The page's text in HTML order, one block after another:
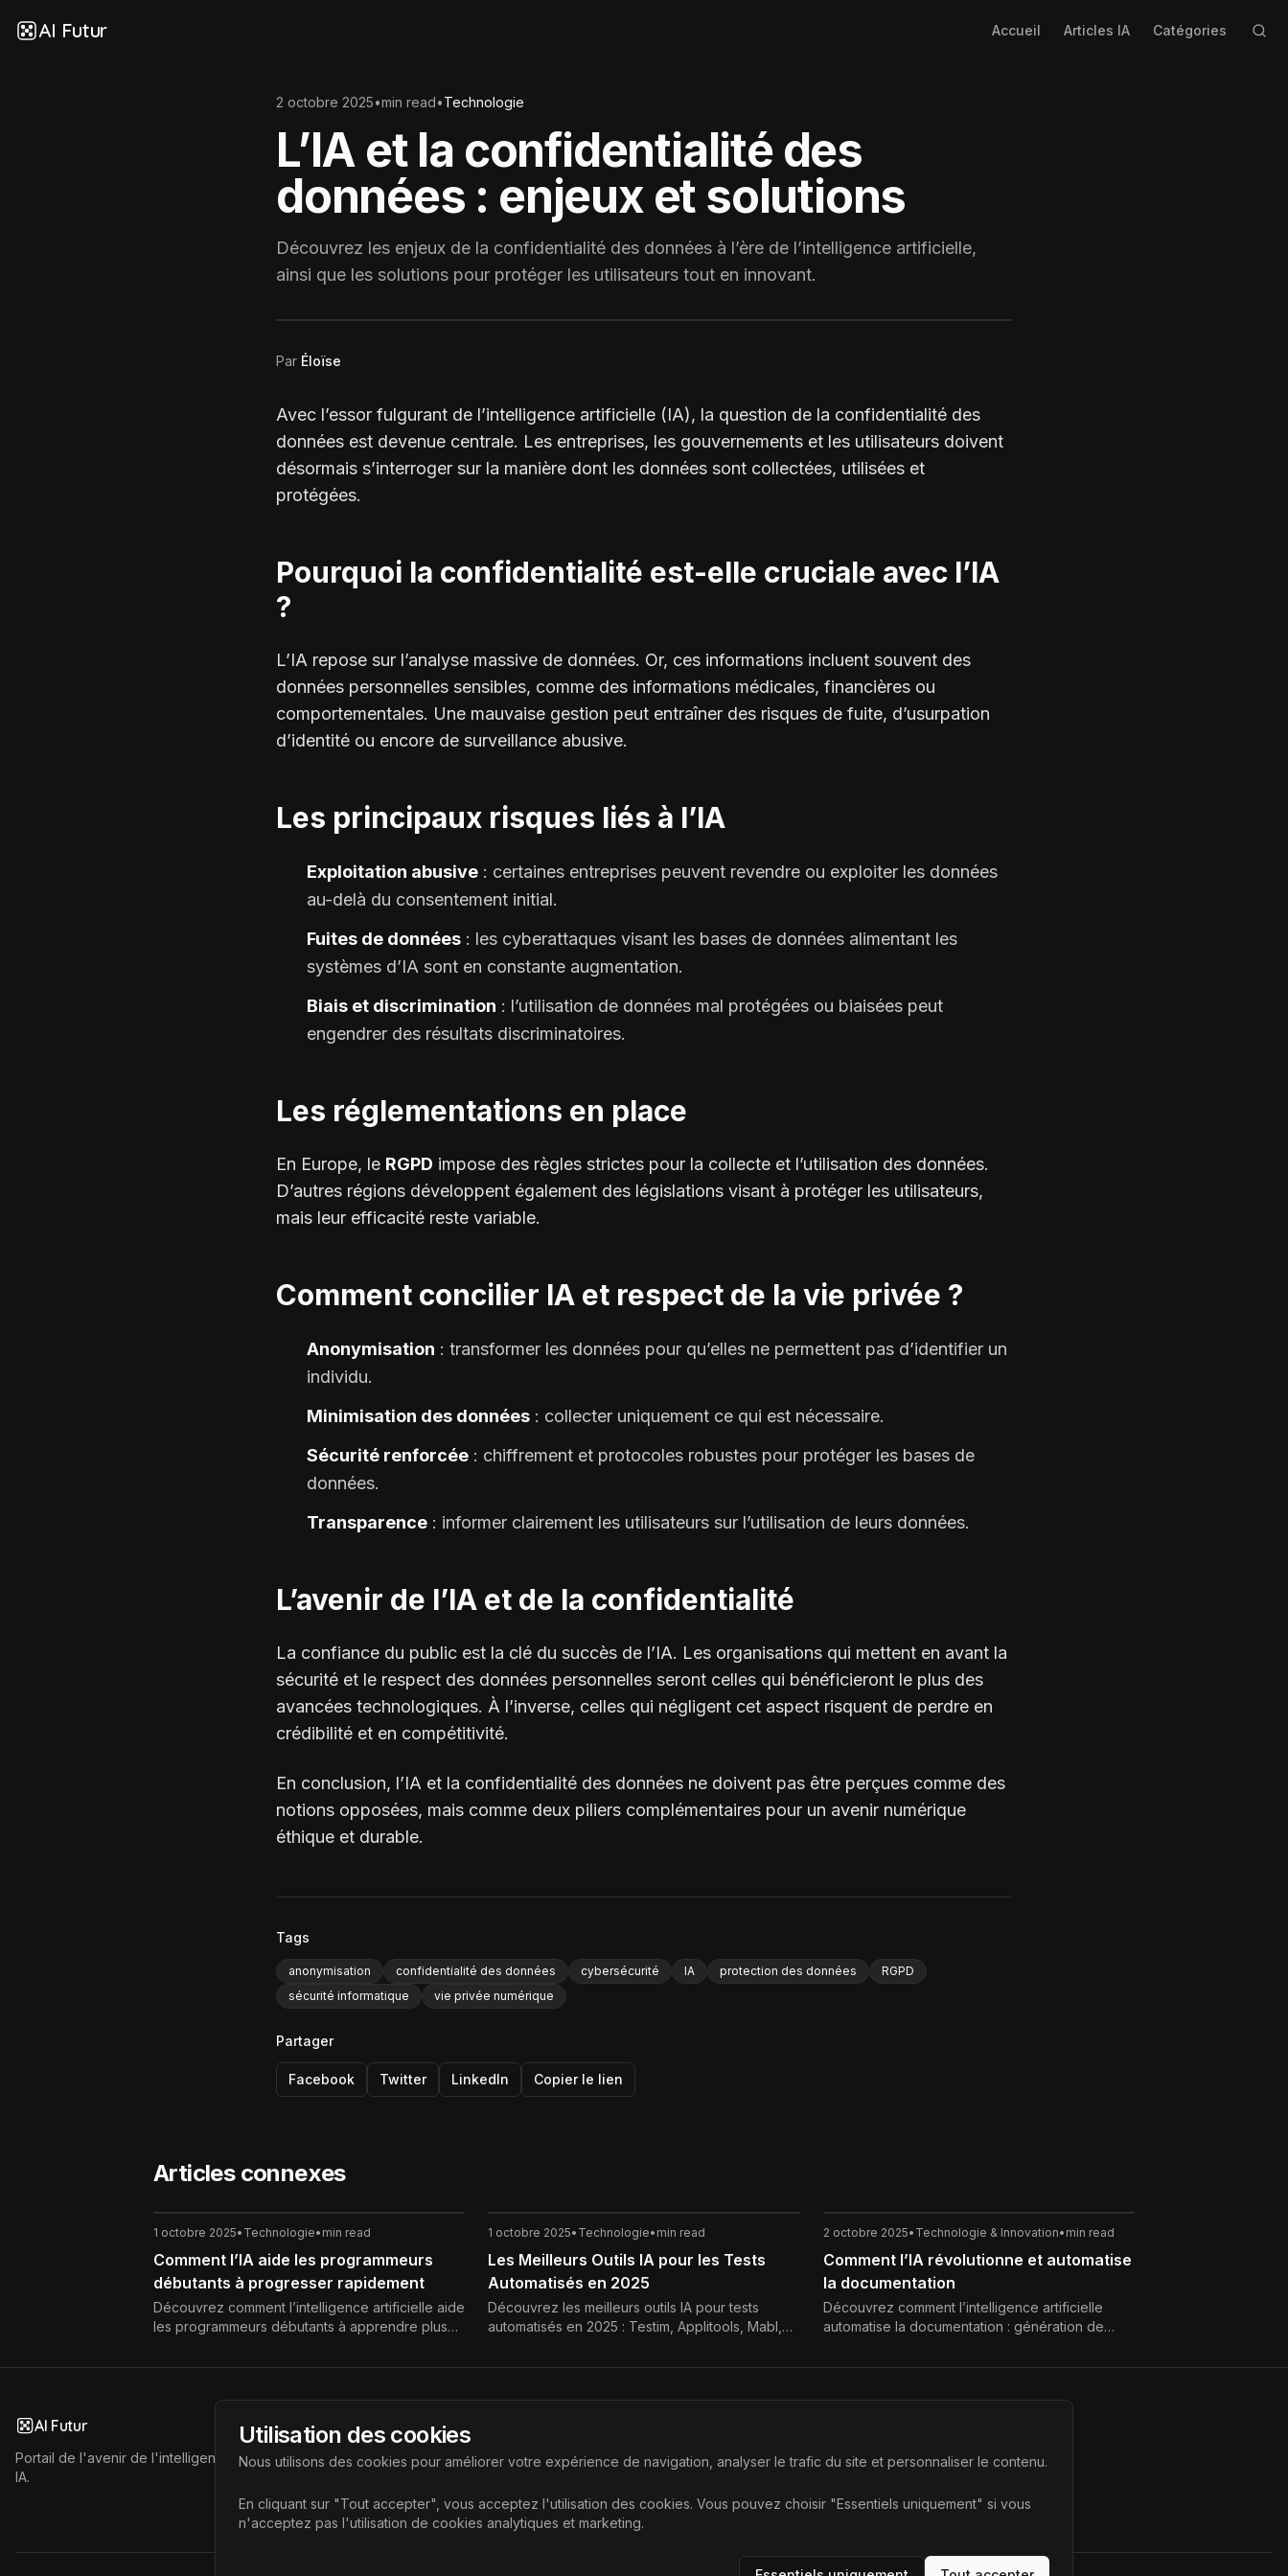
AI Futur Accueil Articles IA Catégories
2 octobre 2025•min read•Technologie
L’IA et la confidentialité des
données : enjeux et solutions
Découvrez les enjeux de la confidentialité des données à l’ère de l’intelligence artificielle,
ainsi que les solutions pour protéger les utilisateurs tout en innovant.
Par Éloïse
Avec l’essor fulgurant de l’intelligence artificielle (IA), la question de la confidentialité des
données est devenue centrale. Les entreprises, les gouvernements et les utilisateurs doivent
désormais s’interroger sur la manière dont les données sont collectées, utilisées et
protégées.
Pourquoi la confidentialité est-elle cruciale avec l’IA
?
L’IA repose sur l’analyse massive de données. Or, ces informations incluent souvent des
données personnelles sensibles, comme des informations médicales, financières ou
comportementales. Une mauvaise gestion peut entraîner des risques de fuite, d’usurpation
d’identité ou encore de surveillance abusive.
Les principaux risques liés à l’IA
Exploitation abusive : certaines entreprises peuvent revendre ou exploiter les données
au-delà du consentement initial.
Fuites de données : les cyberattaques visant les bases de données alimentant les
systèmes d’IA sont en constante augmentation.
Biais et discrimination : l’utilisation de données mal protégées ou biaisées peut
engendrer des résultats discriminatoires.
Les réglementations en place
En Europe, le RGPD impose des règles strictes pour la collecte et l’utilisation des données.
D’autres régions développent également des législations visant à protéger les utilisateurs,
mais leur efficacité reste variable.
Comment concilier IA et respect de la vie privée ?
Anonymisation : transformer les données pour qu’elles ne permettent pas d’identifier un
individu.
Minimisation des données : collecter uniquement ce qui est nécessaire.
Sécurité renforcée : chiffrement et protocoles robustes pour protéger les bases de
données.
Transparence : informer clairement les utilisateurs sur l’utilisation de leurs données.
L’avenir de l’IA et de la confidentialité
La confiance du public est la clé du succès de l’IA. Les organisations qui mettent en avant la
sécurité et le respect des données personnelles seront celles qui bénéficieront le plus des
avancées technologiques. À l’inverse, celles qui négligent cet aspect risquent de perdre en
crédibilité et en compétitivité.
En conclusion, l’IA et la confidentialité des données ne doivent pas être perçues comme des
notions opposées, mais comme deux piliers complémentaires pour un avenir numérique
éthique et durable.
Tags
anonymisation confidentialité des données cybersécurité IA protection des données
RGPD
sécurité informatique
vie privée numérique
Partager
Facebook Twitter LinkedIn Copier le lien
Articles connexes
1 octobre 2025• Technologie• min read
Comment l’IA aide les programmeurs
débutants à progresser rapidement
Découvrez comment l’intelligence artificielle aide
les programmeurs débutants à apprendre plus
et à l’apprentissage personnalisé.
1 octobre 2025• Technologie• min read
Les Meilleurs Outils IA pour les Tests
Automatisés en 2025
Découvrez les meilleurs outils IA pour tests
automatisés en 2025 : Testim, Applitools, Mabl,
à l’intelligence artificielle.
2 octobre 2025• Technologie & Innovation• min read
Comment l’IA révolutionne et automatise
la documentation
Découvrez comment l’intelligence artificielle
automatise la documentation : génération de
optimisation continue.
AI Futur
Portail de l'avenir de l'intelligence artificielle, vous aidant à découvrir les dernières technologies
IA.
Accueil
Catégories
Utilisation des cookies
Nous utilisons des cookies pour améliorer votre expérience de navigation, analyser le trafic du site et personnaliser le contenu.
En cliquant sur "Tout accepter", vous acceptez l'utilisation des cookies. Vous pouvez choisir "Essentiels uniquement" si vous
n'acceptez pas l'utilisation de cookies analytiques et marketing.